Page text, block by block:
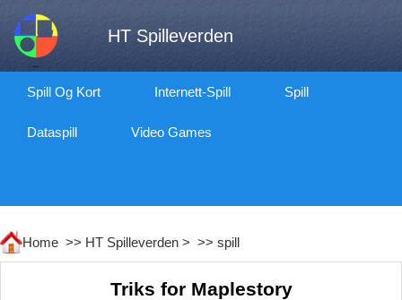
HT Spilleverden
Spill Og Kort Internett-Spill Spill
Dataspill Video Games
Home >> HT Spilleverden > >> spill
Triks for Maplestory